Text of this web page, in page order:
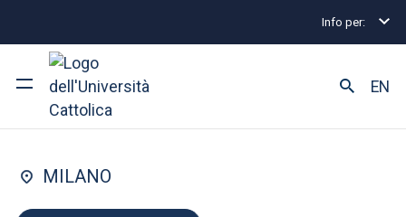
Info per:
EN
FACOLTÀ DI: GIURISPRUDENZA
Giurisprudenza
MILANO